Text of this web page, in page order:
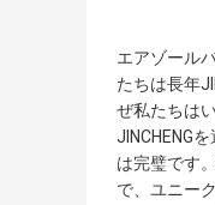
エアゾール
たちは長年
ぜ私たちは
JINCHENG
は完璧です
で、ユニー